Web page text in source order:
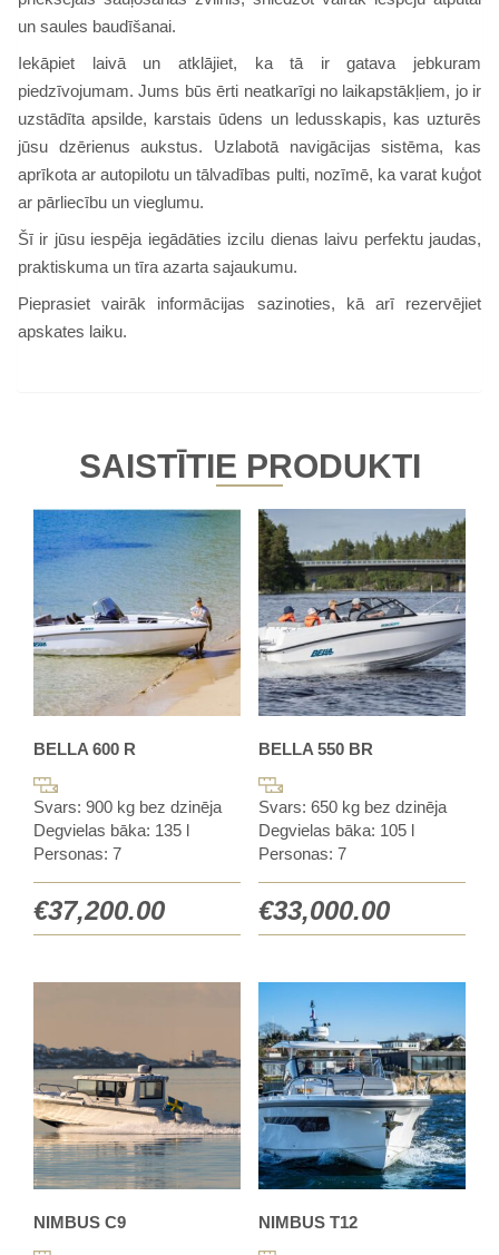
un saules baudīšanai.
Iekāpiet laivā un atklājiet, ka tā ir gatava jebkuram
piedzīvojumam. Jums būs ērti neatkarīgi no laikapstākļiem, jo ir
uzstādīta apsilde, karstais ūdens un ledusskapis, kas uzturēs
jūsu dzērienus aukstus. Uzlabotā navigācijas sistēma, kas
aprīkota ar autopilotu un tālvadības pulti, nozīmē, ka varat kuģot
ar pārliecību un vieglumu.
Šī ir jūsu iespēja iegādāties izcilu dienas laivu perfektu jaudas,
praktiskuma un tīra azarta sajaukumu.
Pieprasiet vairāk informācijas sazinoties, kā arī rezervējiet
apskates laiku.
SAISTĪTIE PRODUKTI
BELLA 600 R
Svars: 900 kg bez dzinēja
Degvielas bāka: 135 l
Personas: 7
€37,200.00
BELLA 550 BR
Svars: 650 kg bez dzinēja
Degvielas bāka: 105 l
Personas: 7
€33,000.00
NIMBUS C9 NIMBUS T12